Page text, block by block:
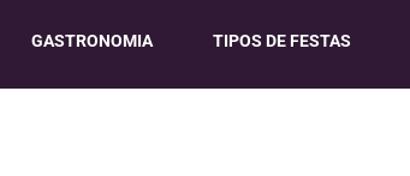
GASTRONOMIA TIPOS DE FESTAS